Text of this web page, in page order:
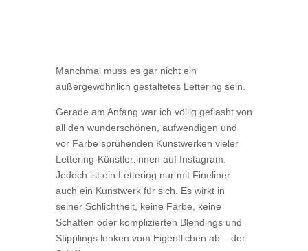
Manchmal muss es gar nicht ein
außergewöhnlich gestaltetes Lettering sein.
Gerade am Anfang war ich völlig geflasht von
all den wunderschönen, aufwendigen und
vor Farbe sprühenden Kunstwerken vieler
Lettering-Künstler:innen auf Instagram.
Jedoch ist ein Lettering nur mit Fineliner
auch ein Kunstwerk für sich. Es wirkt in
seiner Schlichtheit, keine Farbe, keine
Schatten oder komplizierten Blendings und
Stipplings lenken vom Eigentlichen ab – der